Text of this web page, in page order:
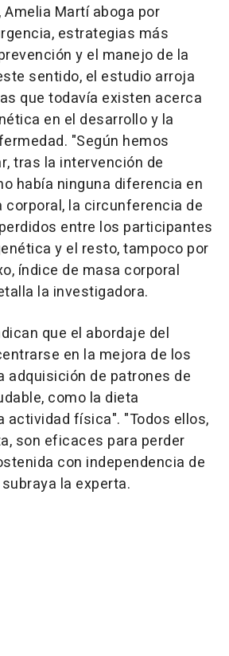
Martí aboga por
estrategias más
y el manejo de la
sentido, el estudio arroja
que todavía existen acerca
en el desarrollo y la
"Según hemos
tras la intervención de
había ninguna diferencia en
corporal, la circunferencia de
entre los participantes
y el resto, tampoco por
índice de masa corporal
la investigadora.
que el abordaje del
en la mejora de los
adquisición de patrones de
como la dieta
actividad física". "Todos ellos,
son eficaces para perder
con independencia de
la experta.